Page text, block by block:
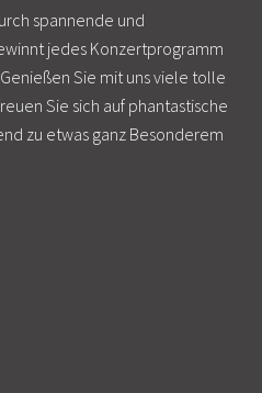
spannende und
jedes Konzertprogramm
Sie mit uns viele tolle
Sie sich auf phantastische
zu etwas ganz Besonderem